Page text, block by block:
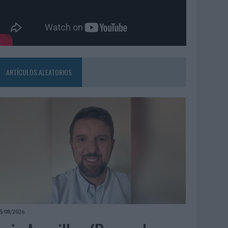
ARTÍCULOS ALEATORIOS
08/2026